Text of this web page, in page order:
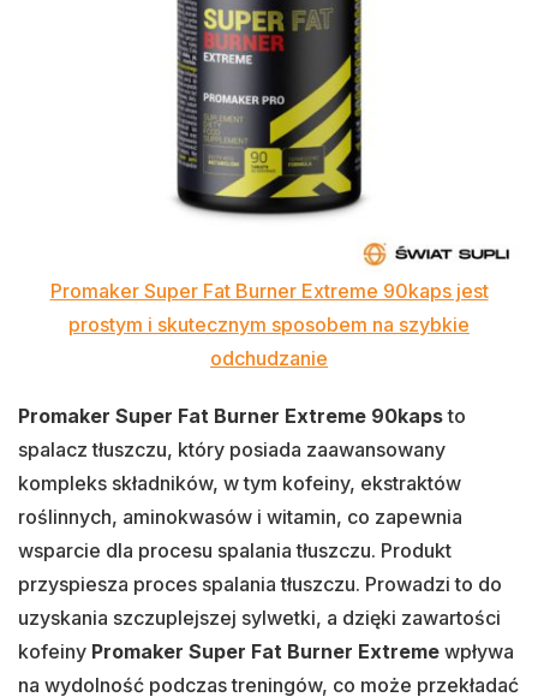
Promaker Super Fat Burner Extreme 90kaps jest
prostym i skutecznym sposobem na szybkie
odchudzanie
Promaker Super Fat Burner Extreme 90kapsto
spalacz tłuszczu, który posiada zaawansowany
kompleks składników, w tym kofeiny, ekstraktów
roślinnych, aminokwasów i witamin, co zapewnia
wsparcie dla procesu spalania tłuszczu. Produkt
przyspiesza proces spalania tłuszczu. Prowadzi to do
uzyskania szczuplejszej sylwetki, a dzięki zawartości
kofeiny Promaker Super Fat Burner Extreme wpływa
na wydolność podczas treningów, co może przekładać